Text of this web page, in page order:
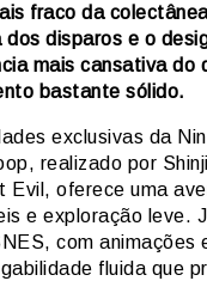
fraco da
dos disparos e o
mais cansativa do
bastante sólido.
exclusivas da
realizado por
Evil, oferece uma
e exploração leve.
com animações
fluida que